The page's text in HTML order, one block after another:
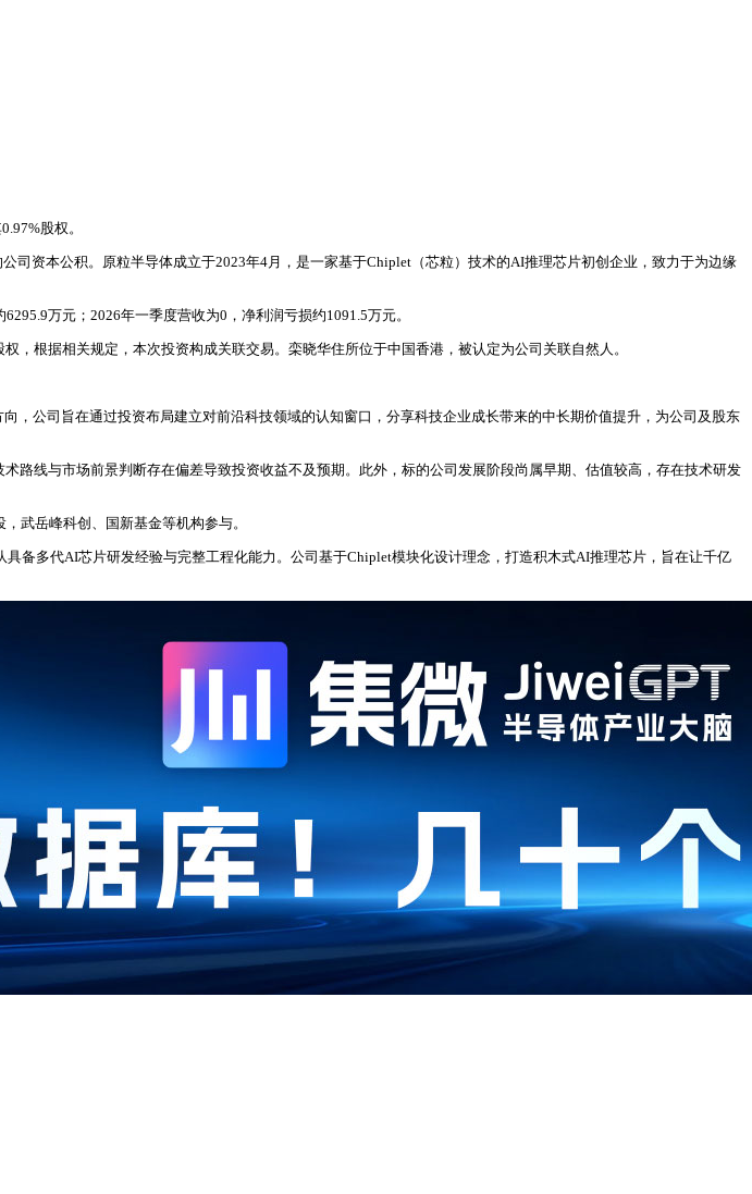
股权。
司资本公积。原粒半导体成立于2023年4月，是一家基于Chiplet（芯粒）技术的AI推理芯片初创企业，致力于为边缘
万元；2026年一季度营收为0，净利润亏损约1091.5万元。
根据相关规定，本次投资构成关联交易。栾晓华住所位于中国香港，被认定为公司关联自然人。
公司旨在通过投资布局建立对前沿科技领域的认知窗口，分享科技企业成长带来的中长期价值提升，为公司及股东
线与市场前景判断存在偏差导致投资收益不及预期。此外，标的公司发展阶段尚属早期、估值较高，存在技术研发
武岳峰科创、国新基金等机构参与。
多代AI芯片研发经验与完整工程化能力。公司基于Chiplet模块化设计理念，打造积木式AI推理芯片，旨在让千亿